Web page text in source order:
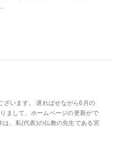
ざいます。 遅ればせながら6月の
まして、ホームページの更新がで
は、私(代表)の仏教の先生である宮